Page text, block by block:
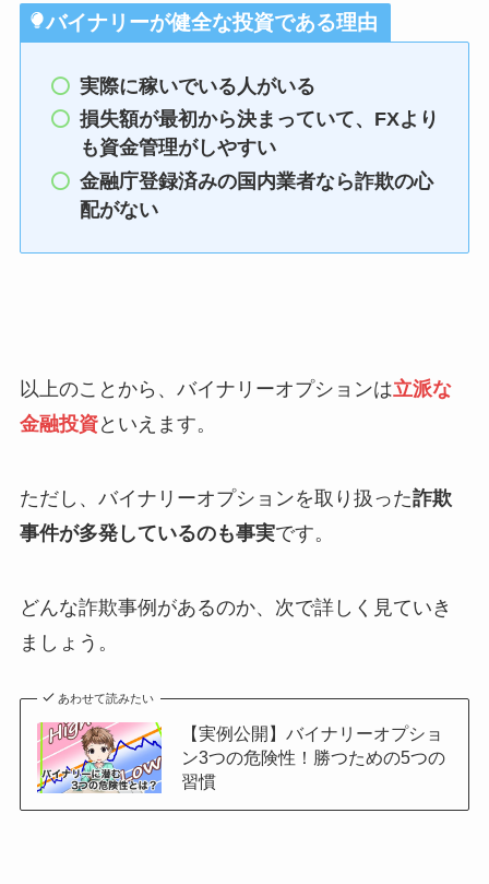
バイナリーが健全な投資である理由
実際に稼いでいる人がいる
損失額が最初から決まっていて、FXより
も資金管理がしやすい
金融庁登録済みの国内業者なら詐欺の心
配がない
以上のことから、バイナリーオプションは立派な
金融投資といえます。
ただし、バイナリーオプションを取り扱った詐欺
事件が多発しているのも事実です。
どんな詐欺事例があるのか、次で詳しく見ていき
ましょう。
あわせて読みたい
【実例公開】バイナリーオプショ
ン3つの危険性！勝つための5つの
習慣